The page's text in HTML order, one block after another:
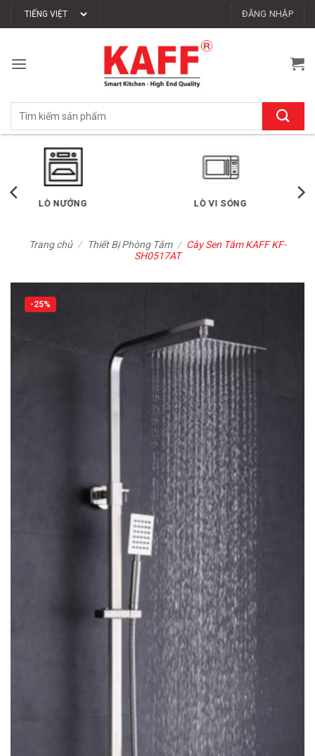
qua
dung
ĐĂNG NHẬP
Tìm
LÒ VI SÓNG MÁY RỬA CHÉN
Trang chủ / Thiết Bị Phòng Tắm / Cây Sen Tắm KAFF KF-
SH0517AT
-25%